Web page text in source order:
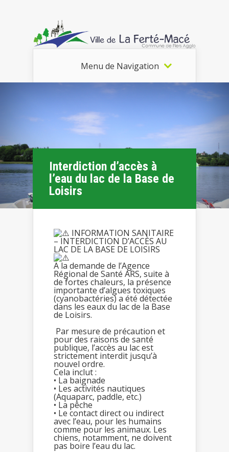
Menu de Navigation
Interdiction d’accès à
l’eau du lac de la Base de
Loisirs
INFORMATION SANITAIRE
– INTERDICTION D’ACCÈS AU
LAC DE LA BASE DE LOISIRS
A la demande de l’Agence
Régional de Santé ARS, suite à
de fortes chaleurs, la présence
importante d’algues toxiques
(cyanobactéries) a été détectée
dans les eaux du lac de la Base
de Loisirs.
Par mesure de précaution et
pour des raisons de santé
publique, l’accès au lac est
strictement interdit jusqu’à
nouvel ordre.
Cela inclut :
• La baignade
• Les activités nautiques
(Aquaparc, paddle, etc.)
• La pêche
• Le contact direct ou indirect
avec l’eau, pour les humains
comme pour les animaux. Les
chiens, notamment, ne doivent
pas boire l’eau du lac.